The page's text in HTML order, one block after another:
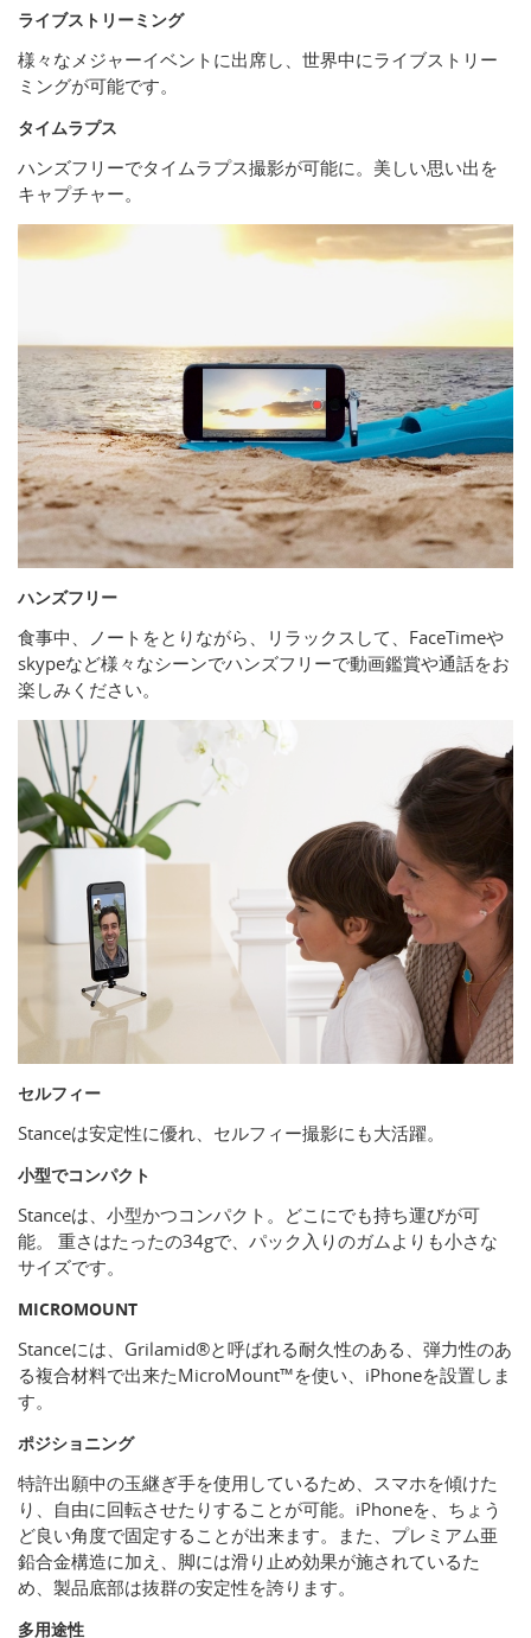
ライブストリーミング
様々なメジャーイベントに出席し、世界中にライブストリー
ミングが可能です。
タイムラプス
ハンズフリーでタイムラプス撮影が可能に。美しい思い出を
キャプチャー。
ハンズフリー
食事中、ノートをとりながら、リラックスして、FaceTimeや
skypeなど様々なシーンでハンズフリーで動画鑑賞や通話をお
楽しみください。
セルフィー
Stanceは安定性に優れ、セルフィー撮影にも大活躍。
小型でコンパクト
Stanceは、小型かつコンパクト。どこにでも持ち運びが可
能。 重さはたったの34gで、パック入りのガムよりも小さな
サイズです。
MICROMOUNT
Stanceには、Grilamid®と呼ばれる耐久性のある、弾力性のあ
る複合材料で出来たMicroMount™を使い、iPhoneを設置しま
す。
ポジショニング
特許出願中の玉継ぎ手を使用しているため、スマホを傾けた
り、自由に回転させたりすることが可能。iPhoneを、ちょう
ど良い角度で固定することが出来ます。また、プレミアム亜
鉛合金構造に加え、脚には滑り止め効果が施されているた
め、製品底部は抜群の安定性を誇ります。
多用途性